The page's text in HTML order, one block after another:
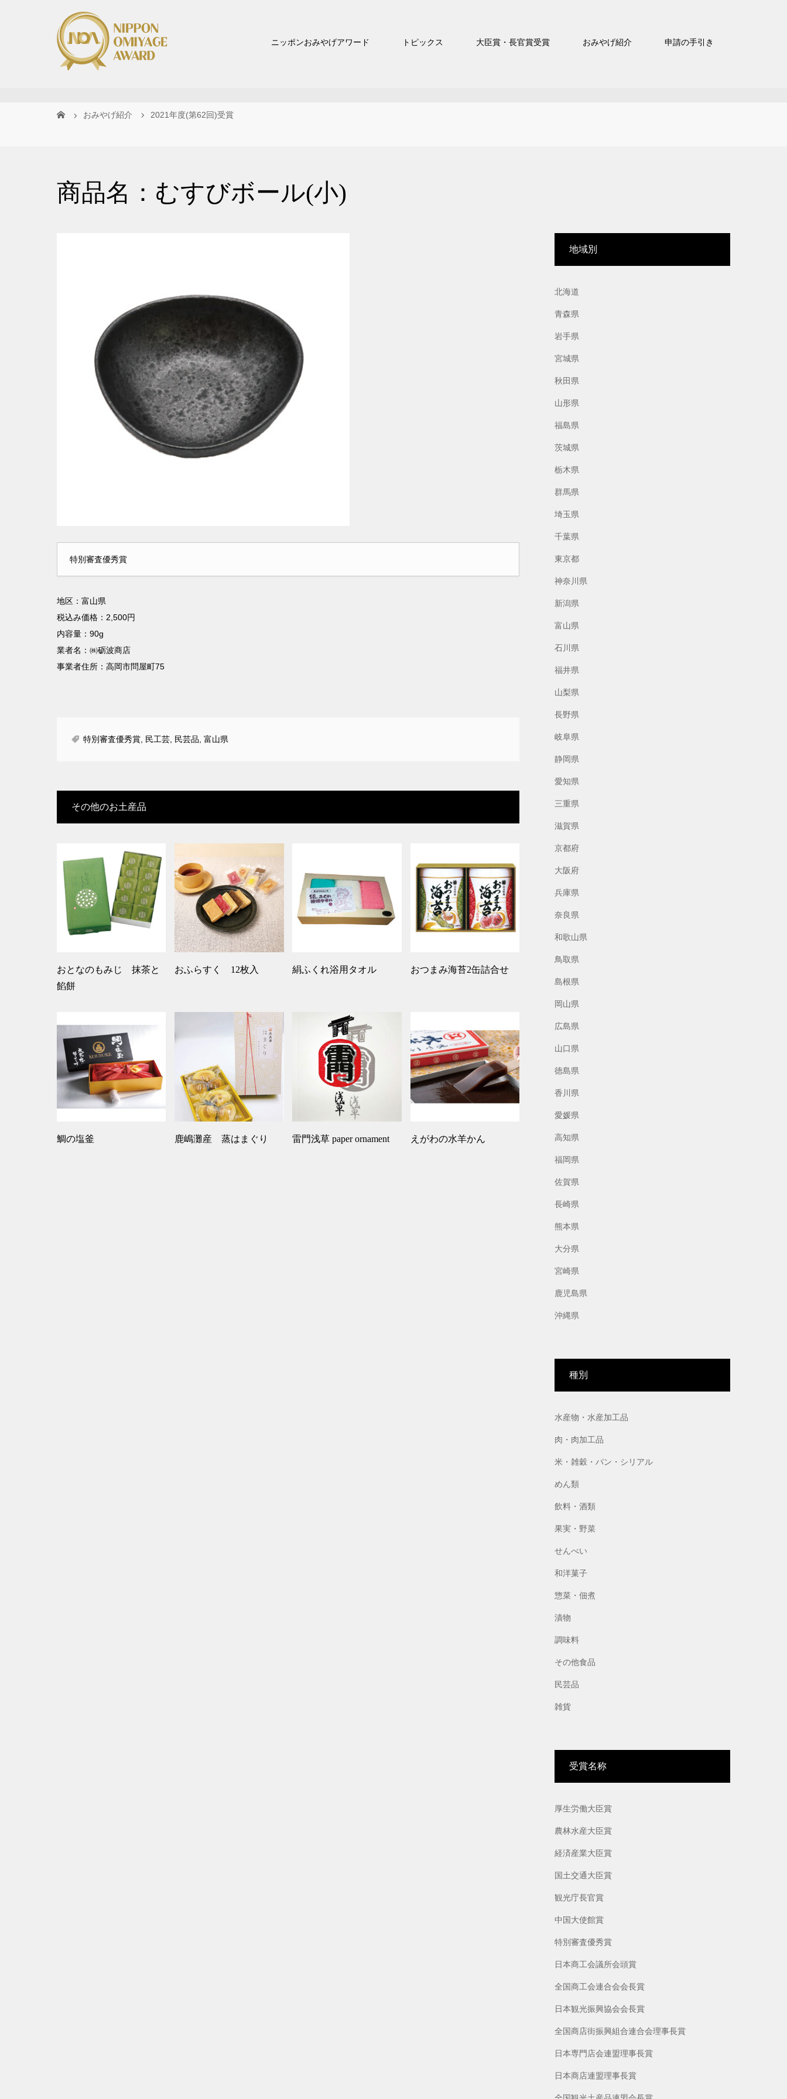
ニッポンおみやげアワード トピックス 大臣賞・長官賞受賞 おみやげ紹介 申請の手引き
おみやげ紹介 2021年度(第62回)受賞
商品名：むすびボール(小)
特別審査優秀賞
地区：富山県
税込み価格：2,500円
内容量：90g
業者名：㈱砺波商店
事業者住所：高岡市問屋町75
特別審査優秀賞 民工芸 民芸品 富山県
その他のお土産品
おとなのもみじ 抹茶と
餡餅
おふらすく 12枚入 絹ふくれ浴用タオル おつまみ海苔2缶詰合せ
鯛の塩釜 鹿嶋灘産 蒸はまぐり 雷門浅草 paper ornament えがわの水羊かん
地域別
北海道
青森県
岩手県
宮城県
秋田県
山形県
福島県
茨城県
栃木県
群馬県
埼玉県
千葉県
東京都
神奈川県
新潟県
富山県
石川県
福井県
山梨県
長野県
岐阜県
静岡県
愛知県
三重県
滋賀県
京都府
大阪府
兵庫県
奈良県
和歌山県
鳥取県
島根県
岡山県
広島県
山口県
徳島県
香川県
愛媛県
高知県
福岡県
佐賀県
長崎県
熊本県
大分県
宮崎県
鹿児島県
沖縄県
種別
水産物・水産加工品
肉・肉加工品
米・雑穀・パン・シリアル
めん類
飲料・酒類
果実・野菜
せんべい
和洋菓子
惣菜・佃煮
漬物
調味料
その他食品
民芸品
雑貨
受賞名称
厚生労働大臣賞
農林水産大臣賞
経済産業大臣賞
国土交通大臣賞
観光庁長官賞
中国大使館賞
特別審査優秀賞
日本商工会議所会頭賞
全国商工会連合会会長賞
日本観光振興協会会長賞
全国商店街振興組合連合会理事長賞
日本専門店会連盟理事長賞
日本商店連盟理事長賞